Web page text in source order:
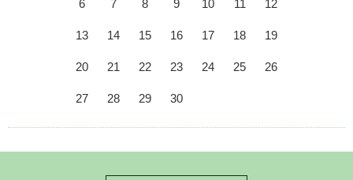
6 7 8 9 10 11 12
13 14 15 16 17 18 19
20 21 22 23 24 25 26
27 28 29 30